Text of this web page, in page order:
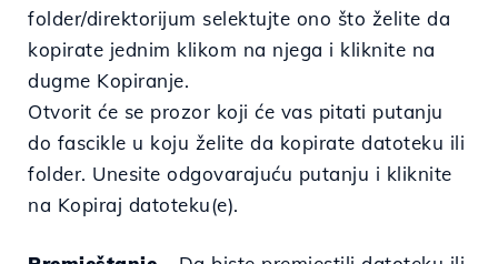
folder/direktorijum selektujte ono što želite da
kopirate jednim klikom na njega i kliknite na
dugme Kopiranje.
Otvorit će se prozor koji će vas pitati putanju
do fascikle u koju želite da kopirate datoteku ili
folder. Unesite odgovarajuću putanju i kliknite
na Kopiraj datoteku(e).